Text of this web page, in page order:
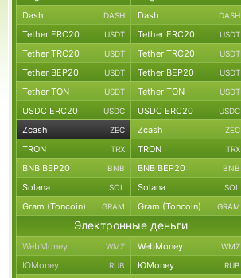
Dash DASH Dash DASH
Tether ERC20 USDT Tether ERC20 USDT
Tether TRC20 USDT Tether TRC20 USDT
Tether BEP20 USDT Tether BEP20 USDT
Tether TON USDT Tether TON USDT
USDC ERC20 USDC USDC ERC20 USDC
Zcash ZEC Zcash ZEC
TRON TRX TRON TRX
BNB BEP20 BNB BNB BEP20 BNB
Solana SOL Solana SOL
Gram (Toncoin) GRAM Gram (Toncoin) GRAM
Электронные деньги
WebMoney WMZ WebMoney WMZ
ЮMoney RUB ЮMoney RUB